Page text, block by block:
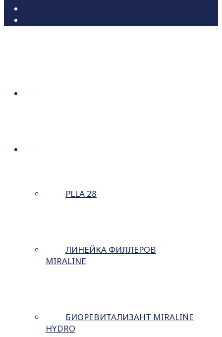
PLLA 28
ЛИНЕЙКА ФИЛЛЕРОВ
MIRALINE
БИОРЕВИТАЛИЗАНТ MIRALINE
HYDRO